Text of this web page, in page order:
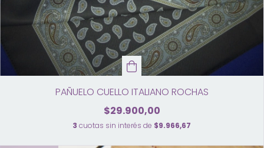
PAÑUELO CUELLO ITALIANO ROCHAS
$29.900,00
3 cuotas sin interés de $9.966,67